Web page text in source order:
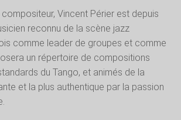
Vincent Périer est depuis
reconnu de la scène jazz
comme leader de groupes et comme
un répertoire de compositions
du Tango, et animés de la
et la plus authentique par la passion